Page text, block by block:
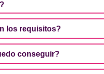
los requisitos?
conseguir?